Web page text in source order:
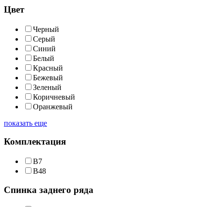
Цвет
Черный
Серый
Синий
Белый
Красный
Бежевый
Зеленый
Коричневый
Оранжевый
показать еще
Комплектация
В7
В48
Спинка заднего ряда